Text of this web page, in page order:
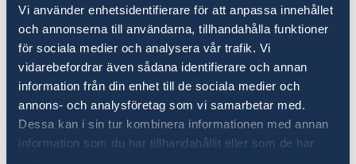
Vi använder enhetsidentifierare för att anpassa innehållet
och annonserna till användarna, tillhandahålla funktioner
för sociala medier och analysera vår trafik. Vi
vidarebefordrar även sådana identifierare och annan
information från din enhet till de sociala medier och
annons- och analysföretag som vi samarbetar med.
Dessa kan i sin tur kombinera informationen med annan
information som du har tillhandahållit eller som de har
20 juli 2023
Ambassadkansliet stängt för
besökare
16 juli 2023